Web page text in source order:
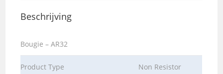
Beschrijving
Bougie – AR32
Product Type Non Resistor